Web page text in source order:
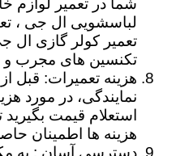
شما در تعمیر
لباسشویی ال جی ،
تعمیر کولر گازی ال
تکنسین های مجرب و
هزینه تعمیرات: قبل
نمایندگی، در مورد
استعلام قیمت
هزینه ها اطمینان
دسترسی آسان : به